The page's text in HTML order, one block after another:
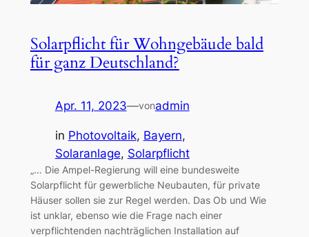
Solarpflicht für Wohngebäude bald
für ganz Deutschland?
Apr. 11, 2023—vonadmin
in Photovoltaik, Bayern
Solaranlage, Solarpflicht
„… Die Ampel-Regierung will eine bundesweite
Solarpflicht für gewerbliche Neubauten, für private
Häuser sollen sie zur Regel werden. Das Ob und Wie
ist unklar, ebenso wie die Frage nach einer
verpflichtenden nachträglichen Installation auf